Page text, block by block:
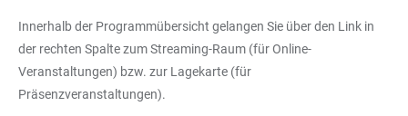
Innerhalb der Programmübersicht gelangen Sie über den Link in
der rechten Spalte zum Streaming-Raum (für Online-
Veranstaltungen) bzw. zur Lagekarte (für
Präsenzveranstaltungen).